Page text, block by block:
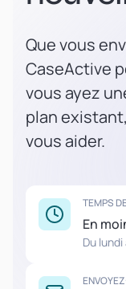
Que vous
CaseActive
vous ayez
plan
vous aider.
TEMPS
En
Du